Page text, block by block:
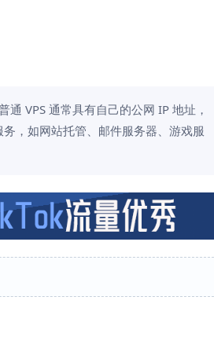
通 VPS 通常具有自己的公网 IP 地址，
，如网站托管、邮件服务器、游戏服